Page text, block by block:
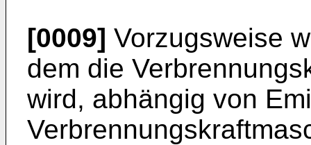
[0009] Vorzugsweise
dem die
wird, abhängig von